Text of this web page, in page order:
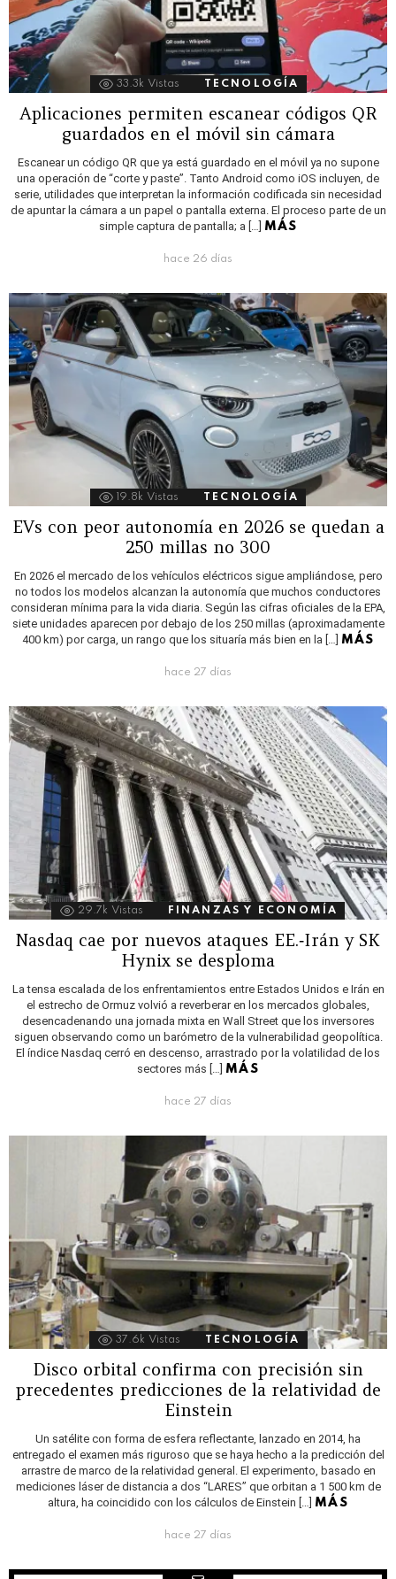
33.3k Vistas TECNOLOGÍA
Aplicaciones permiten escanear códigos QR
guardados en el móvil sin cámara
Escanear un código QR que ya está guardado en el móvil ya no supone
una operación de “corte y paste”. Tanto Android como iOS incluyen, de
serie, utilidades que interpretan la información codificada sin necesidad
de apuntar la cámara a un papel o pantalla externa. El proceso parte de un
simple captura de pantalla; a […] MÁS
hace 26 días
19.8k Vistas TECNOLOGÍA
EVs con peor autonomía en 2026 se quedan a
250 millas no 300
En 2026 el mercado de los vehículos eléctricos sigue ampliándose, pero
no todos los modelos alcanzan la autonomía que muchos conductores
consideran mínima para la vida diaria. Según las cifras oficiales de la EPA,
siete unidades aparecen por debajo de los 250 millas (aproximadamente
400 km) por carga, un rango que los situaría más bien en la […]
MÁS
hace 27 días
29.7k Vistas FINANZAS Y ECONOMÍA
Nasdaq cae por nuevos ataques EE.‑Irán y SK
Hynix se desploma
La tensa escalada de los enfrentamientos entre Estados Unidos e Irán en
el estrecho de Ormuz volvió a reverberar en los mercados globales,
desencadenando una jornada mixta en Wall Street que los inversores
siguen observando como un barómetro de la vulnerabilidad geopolítica.
El índice Nasdaq cerró en descenso, arrastrado por la volatilidad de los
sectores más […] MÁS
hace 27 días
37.6k Vistas TECNOLOGÍA
Disco orbital confirma con precisión sin
precedentes predicciones de la relatividad de
Einstein
Un satélite con forma de esfera reflectante, lanzado en 2014, ha
entregado el examen más riguroso que se haya hecho a la predicción del
arrastre de marco de la relatividad general. El experimento, basado en
mediciones láser de distancia a dos “LARES” que orbitan a 1 500 km de
altura, ha coincidido con los cálculos de Einstein […] MÁS
hace 27 días